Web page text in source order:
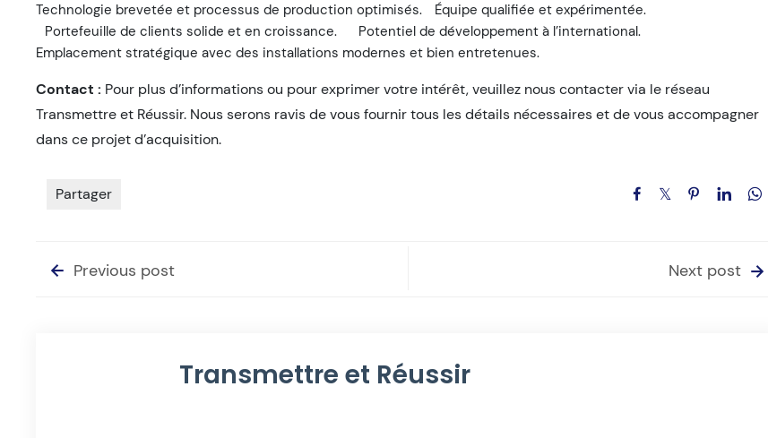
Technologie brevetée et processus de production optimisés.
Équipe qualifiée et expérimentée.
Portefeuille de clients solide et en croissance.
Potentiel de développement à l’international.
Emplacement stratégique avec des installations modernes et bien entretenues.
Contact : Pour plus d’informations ou pour exprimer votre intérêt, veuillez nous contacter via le réseau
Transmettre et Réussir. Nous serons ravis de vous fournir tous les détails nécessaires et de vous accompagner
dans ce projet d’acquisition.
Partager
Previous post Next post
Transmettre et Réussir